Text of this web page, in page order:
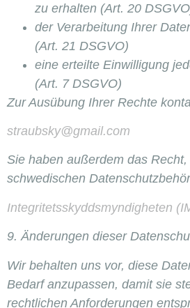
zu erhalten (Art. 20
der Verarbeitung Ihrer
(Art. 21 DSGVO)
eine erteilte Einwilligung
(Art. 7 DSGVO)
Zur Ausübung Ihrer Rechte
straubsky@gmail.com
Sie haben außerdem das
schwedischen
Integritetsskyddsmyndigheten
9. Änderungen dieser
Wir behalten uns vor, diese
Bedarf anzupassen, damit sie
rechtlichen Anforderungen